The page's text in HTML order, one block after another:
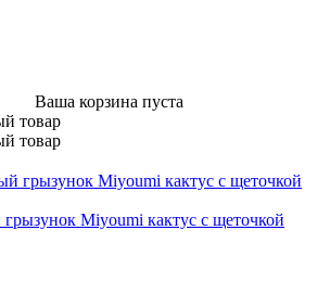
Ваша корзина пуста
товар
товар
Мiyoumi кактус с щеточкой